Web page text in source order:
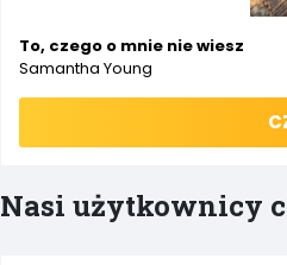
To, czego o mnie nie wiesz
Samantha Young
Nasi użytkownicy